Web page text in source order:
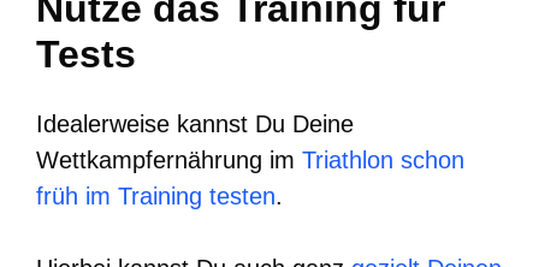
Tests
Idealerweise kannst Du Deine
Wettkampfernährung im Triathlon schon
früh im Training testen.